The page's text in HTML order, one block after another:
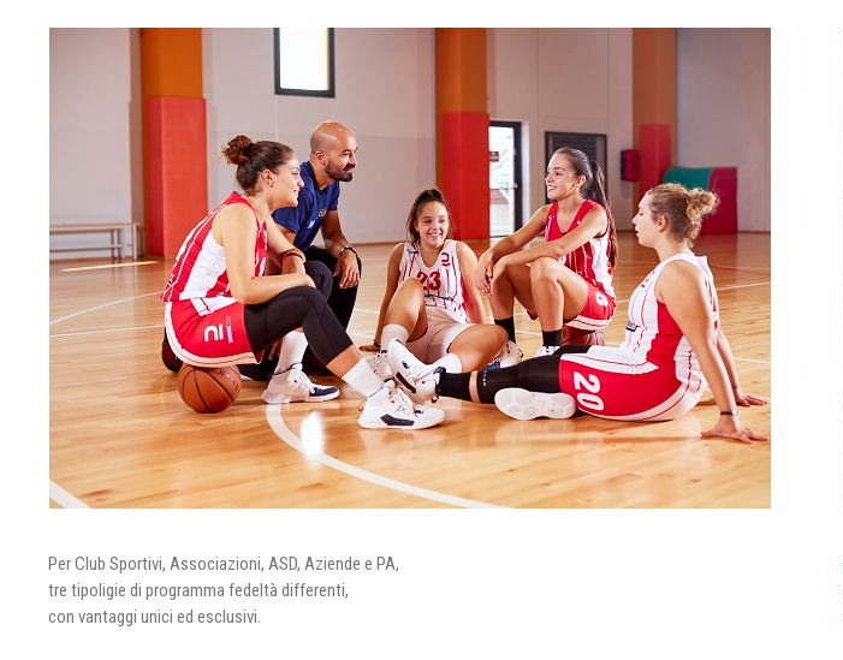
Per Club Sportivi, Associazioni, ASD, Aziende e PA,
tre tipoligie di programma fedeltà differenti,
con vantaggi unici ed esclusivi.